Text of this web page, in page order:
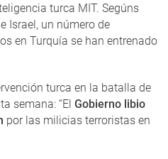
turca MIT. Segúns
Israel, un número de
en Turquía se han entrenado
turca en la batalla de
semana: “El Gobierno libio
por las milicias terroristas en